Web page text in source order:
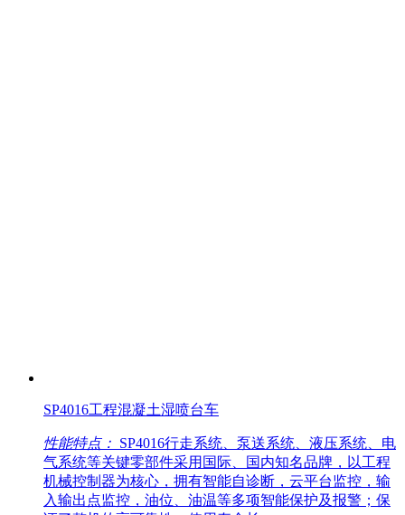
SP4016工程混凝土湿喷台车
性能特点： SP4016行走系统、泵送系统、液压系统、电
气系统等关键零部件采用国际、国内知名品牌，以工程
机械控制器为核心，拥有智能自诊断，云平台监控，输
入输出点监控，油位、油温等多项智能保护及报警；保